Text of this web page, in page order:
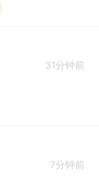
31分钟前
7分钟前